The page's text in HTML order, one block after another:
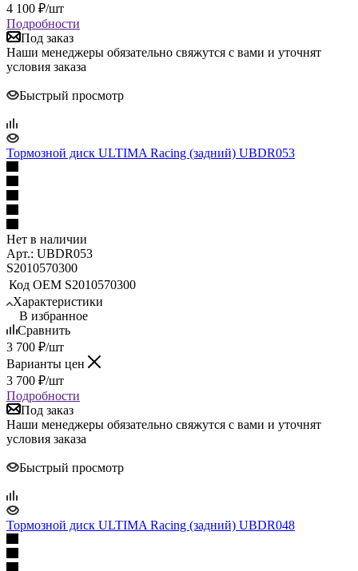
4 100 ₽/шт
Подробности
Под заказ
Наши менеджеры обязательно свяжутся с вами и уточнят
условия заказа
Быстрый просмотр
Тормозной диск ULTIMA Racing (задний) UBDR053
Нет в наличии
Арт.: UBDR053
S2010570300
Код ОЕМ S2010570300
Характеристики
В избранное
Сравнить
3 700 ₽/шт
Варианты цен
3 700 ₽/шт
Подробности
Под заказ
Наши менеджеры обязательно свяжутся с вами и уточнят
условия заказа
Быстрый просмотр
Тормозной диск ULTIMA Racing (задний) UBDR048